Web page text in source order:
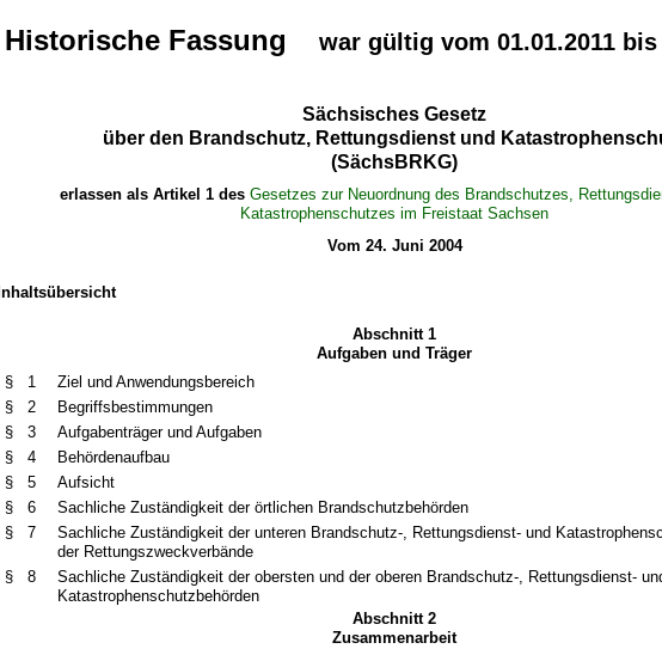
Historische Fassung war gültig vom 01.01.2011 bis
Sächsisches Gesetz
über den Brandschutz, Rettungsdienst und
(SächsBRKG)
erlassen als Artikel 1 des Gesetzes zur Neuordnung des Brandschutzes,
Katastrophenschutzes im Freistaat Sachsen
Vom 24. Juni 2004
Inhaltsübersicht
Abschnitt 1
Aufgaben und Träger
§ 1
Ziel und Anwendungsbereich
§ 2
Begriffsbestimmungen
§ 3
Aufgabenträger und Aufgaben
§ 4
Behördenaufbau
§ 5
Aufsicht
§ 6
Sachliche Zuständigkeit der örtlichen Brandschutzbehörden
§ 7
Sachliche Zuständigkeit der unteren Brandschutz-, Rettungsdienst- und
der Rettungszweckverbände
§ 8
Sachliche Zuständigkeit der obersten und der oberen Brandschutz-, Rettungsdienst-
Katastrophenschutzbehörden
Abschnitt 2
Zusammenarbeit